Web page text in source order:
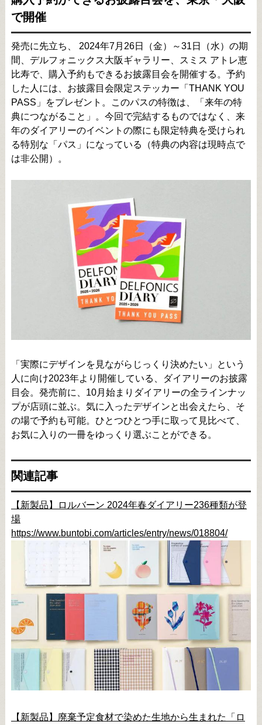
で開催
発売に先立ち、 2024年7月26日（金）～31日（水）の期
間、デルフォニックス大阪ギャラリー、スミス アトレ恵
比寿で、購入予約もできるお披露目会を開催する。予約
した人には、お披露目会限定ステッカー「THANK YOU
PASS」をプレゼント。このパスの特徴は、「来年の特
典につながること」。今回で完結するものではなく、来
年のダイアリーのイベントの際にも限定特典を受けられ
る特別な「パス」になっている（特典の内容は現時点で
は非公開）。
「実際にデザインを見ながらじっくり決めたい」という
人に向け2023年より開催している、ダイアリーのお披露
目会。発売前に、10月始まりダイアリーの全ラインナッ
プが店頭に並ぶ。気に入ったデザインと出会えたら、そ
の場で予約も可能。ひとつひとつ手に取って見比べて、
お気に入りの一冊をゆっくり選ぶことができる。
関連記事
【新製品】ロルバーン 2024年春ダイアリー236種類が登
場
https://www.buntobi.com/articles/entry/news/018804/
【新製品】廃棄予定食材で染めた生地から生まれた「ロ